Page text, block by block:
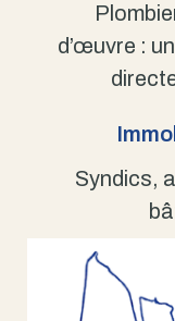
d’œuvre :
Syndics,